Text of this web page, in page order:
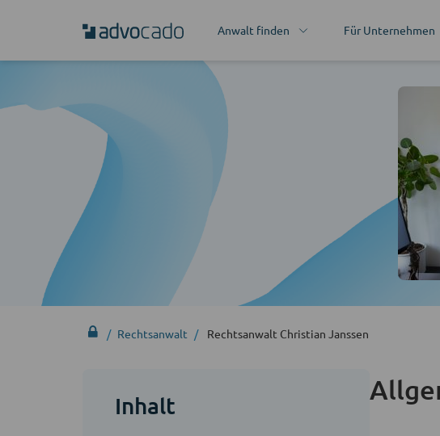
Anwalt finden Für Unternehmen
Rechtsanwalt Rechtsanwalt Christian Janssen
Inhalt